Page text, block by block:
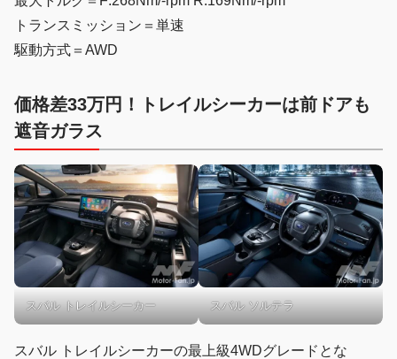
トランスミッション＝単速
駆動方式＝AWD
価格差33万円！トレイルシーカーは前ドアも
遮音ガラス
スバル トレイルシーカー スバル ソルテラ
スバル トレイルシーカーの最上級4WDグレードとな